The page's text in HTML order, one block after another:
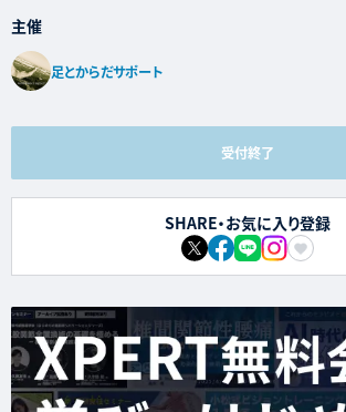
主催
足とからだサポート
受付終了
SHARE・お気に入り登録